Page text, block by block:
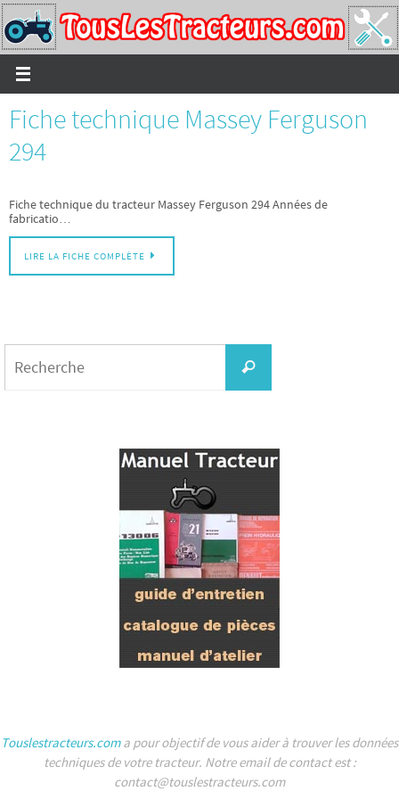
Passer
vers
le
contenu
Fiche technique Massey Ferguson
294
Fiche technique du tracteur Massey Ferguson 294 Années de
fabricatio…
LIRE LA FICHE COMPLÈTE
Recherche
Touslestracteurs.coma pour objectif de vous aider à trouver les données
techniques de votre tracteur. Notre email de contact est :
contact@touslestracteurs.com